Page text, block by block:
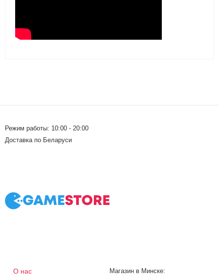
Режим работы: 10:00 - 20:00
Доставка по Беларуси
О нас
Магазин в Минске: